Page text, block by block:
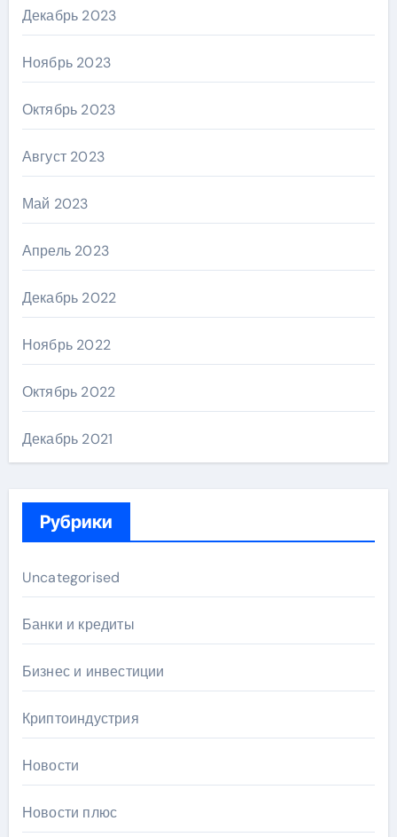
Декабрь 2023
Ноябрь 2023
Октябрь 2023
Август 2023
Май 2023
Апрель 2023
Декабрь 2022
Ноябрь 2022
Октябрь 2022
Декабрь 2021
Рубрики
Uncategorised
Банки и кредиты
Бизнес и инвестиции
Криптоиндустрия
Новости
Новости плюс